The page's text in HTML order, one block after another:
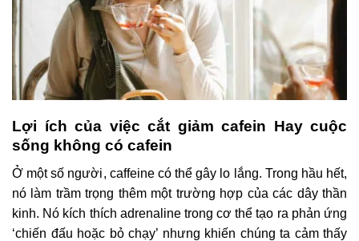
Lợi ích của việc cắt giảm cafein Hay cuộc
sống không có cafein
Ở một số người, caffeine có thể gây lo lắng. Trong hầu hết,
nó làm trầm trọng thêm một trường hợp của các dây thần
kinh. Nó kích thích adrenaline trong cơ thể tạo ra phản ứng
‘chiến đấu hoặc bỏ chạy’ nhưng khiến chúng ta cảm thấy